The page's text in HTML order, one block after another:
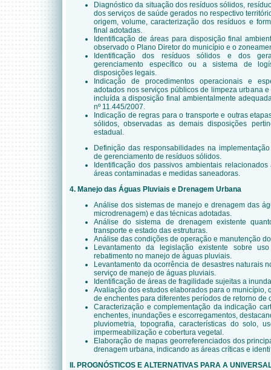
Diagnóstico da situação dos resíduos sólidos,
dos serviços de saúde gerados no respectivo
origem, volume, caracterização dos resíduos e
final adotadas.
Identificação de áreas para disposição final
observado o Plano Diretor do município e o
Identificação dos resíduos sólidos e dos
gerenciamento específico ou a sistema de
disposições legais.
Indicação de procedimentos operacionais e
adotados nos serviços públicos de limpeza urbana
incluída a disposição final ambientalmente
nº 11.445/2007.
Indicação de regras para o transporte e outras
sólidos, observadas as demais disposições
estadual.
Definição das responsabilidades na
de gerenciamento de resíduos sólidos.
Identificação dos passivos ambientais
áreas contaminadas e medidas saneadoras.
4. Manejo das Águas Pluviais e Drenagem Urbana
Análise dos sistemas de manejo e drenagem das
microdrenagem) e das técnicas adotadas.
Análise do sistema de drenagem existente
transporte e estado das estruturas.
Análise das condições de operação e manutenção
Levantamento da legislação existente sobre
rebatimento no manejo de águas pluviais.
Levantamento da ocorrência de desastres naturais
serviço de manejo de águas pluviais.
Identificação de áreas de fragilidade sujeitas a
Avaliação dos estudos elaborados para o município,
de enchentes para diferentes períodos de retorno de
Caracterização e complementação da indicação
enchentes, inundações e escorregamentos,
pluviometria, topografia, características do solo,
impermeabilização e cobertura vegetal.
Elaboração de mapas georreferenciados dos
drenagem urbana, indicando as áreas críticas e
II. PROGNÓSTICOS E ALTERNATIVAS PARA A